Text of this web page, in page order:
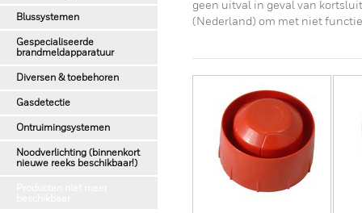
Blussystemen
Gespecialiseerde
brandmeldapparatuur
Diversen & toebehoren
Gasdetectie
Ontruimingsystemen
Noodverlichting (binnenkort
nieuwe reeks beschikbaar!)
geen uitval in geval van
(Nederland) om met niet